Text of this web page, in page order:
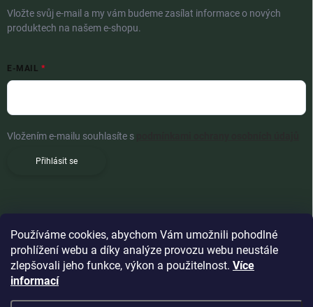
Používáme cookies, abychom Vám umožnili pohodlné
prohlížení webu a díky analýze provozu webu neustále
zlepšovali jeho funkce, výkon a použitelnost. Více
informací
Vložte svůj e-mail a my vám budeme zasílat informace o nových
produktech na našem e-shopu.
E-MAIL
Vložením e-mailu souhlasíte s
Přihlásit se